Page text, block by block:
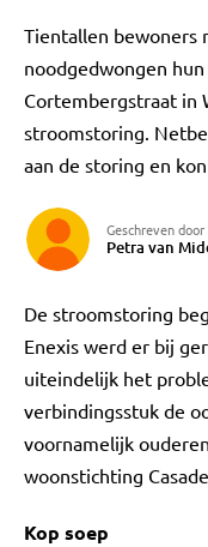
Tientallen bewoners
noodgedwongen
Cortembergstraat in
stroomstoring.
aan de storing en
Geschreven door
Petra van
De stroomstoring
Enexis werd er bij
uiteindelijk het
verbindingsstuk de
voornamelijk
woonstichting
Kop soep